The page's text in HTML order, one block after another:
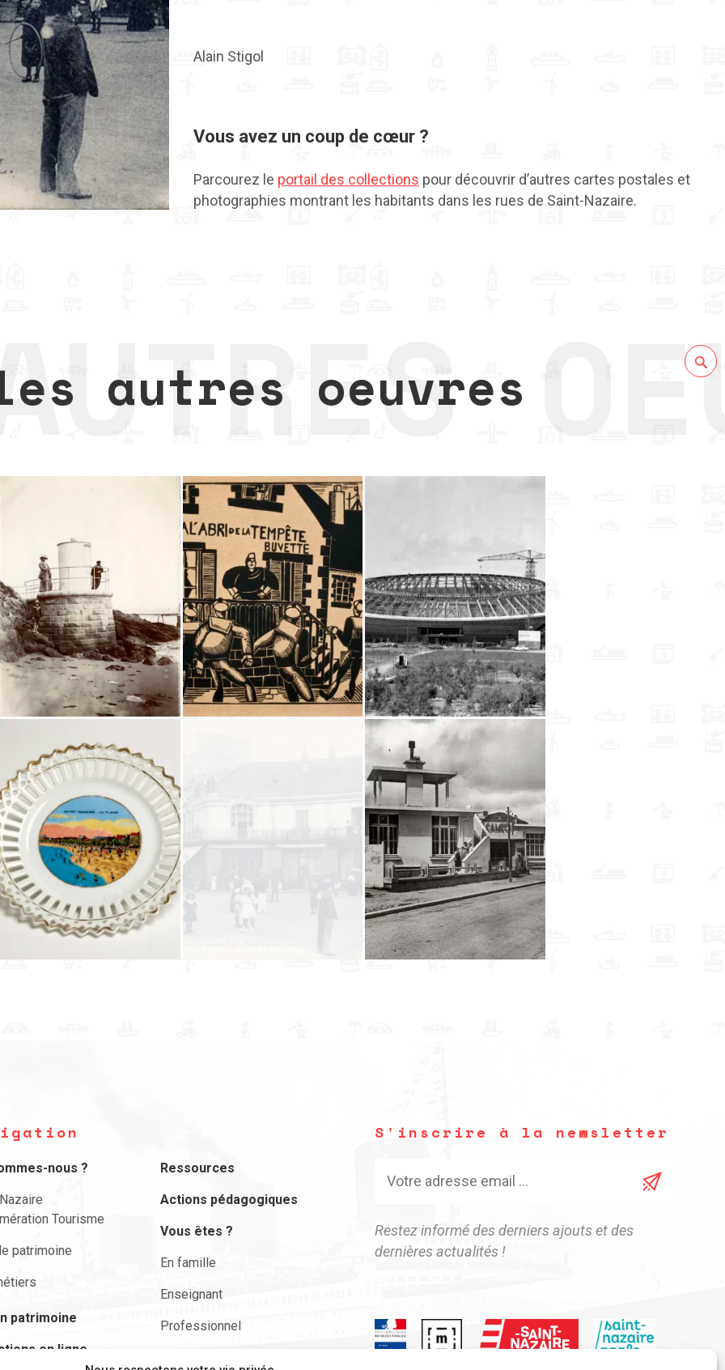
Alain Stigol
Vous avez un coup de cœur ?
Parcourez le portail des collections pour découvrir d’autres cartes postales et
photographies montrant les habitants dans les rues de Saint-Nazaire.
autres oeuvres
nous ?
Tourisme
patrimoine
patrimoine
en ligne
Ressources
Actions pédagogiques
Vous êtes ?
En famille
Enseignant
Professionnel
S'inscrire à la newsletter
Restez informé des derniers ajouts et des
dernières actualités !